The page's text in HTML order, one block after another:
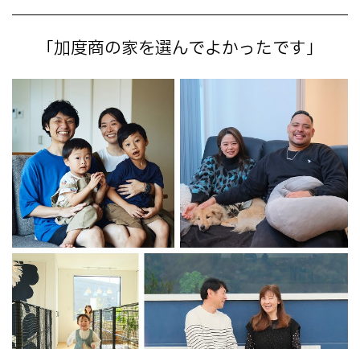
「加度商の家を選んでよかったです」